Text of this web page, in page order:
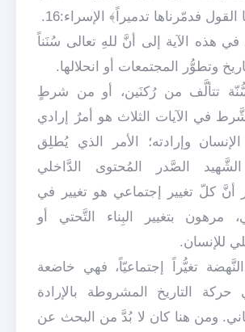
فدمّرناها تدميراً﴾ الإسراء:16.
هذه الآية إلى أنَّ للهِ تعالى سُنَناً
وتطوُّر المجتمعات أو انحلالها.
تتألَّف من رُكنَين، أو من شرطٍ
في الآيات الثلاث هو أمرٌ إرادي
الإنسان وإرادته؛ الأمر الذي يُطلِق
الصَّدر المُحتوى الدَّاخلي
أنَّ كلّ تغيير إجتماعي هو تغيير في
مرهون بتغيير البِناء التَّحتي أو
للإنسان.
تغيُّراً إجتماعيّاً، فهي خاضعة
التاريخ المشروطة بالإرادة
ومن هنا كان لا بُدَّ من البحث عن